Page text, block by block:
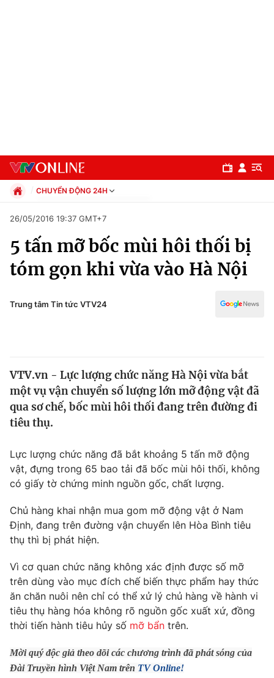
Chuyên mục
Chính trị
Xã hội
Y tế
Thế giới
Thế giới đó đây
Kinh tế
Tài chính
Thị trường
Góc doanh nghiệp
Dữ liệu và đời sống
Truyền hình
Hậu trường
Nhân vật
Khán giả
Giải sao mai
Giải trí
Điện ảnh
Âm nhạc
Đời sống
Du lịch
Làm đẹp
Chất lượng cuộc sống
Giáo dục
Tuyển sinh
Công nghệ
CHUYỂN ĐỘNG 24H
Xã hội
Pháp luật
Thể thao
Văn hóa - Giải trí
Giáo dục
26/05/2016 19:37 GMT+7
5 tấn mỡ bốc mùi hôi thối bị
tóm gọn khi vừa vào Hà Nội
Trung tâm Tin tức VTV24
VTV.vn - Lực lượng chức năng Hà Nội vừa bắt
một vụ vận chuyển số lượng lớn mỡ động vật đã
qua sơ chế, bốc mùi hôi thối đang trên đường đi
tiêu thụ.
Lực lượng chức năng đã bắt khoảng 5 tấn mỡ động
vật, đựng trong 65 bao tải đã bốc mùi hôi thối, không
có giấy tờ chứng minh nguồn gốc, chất lượng.
Chủ hàng khai nhận mua gom mỡ động vật ở Nam
Định, đang trên đường vận chuyển lên Hòa Bình tiêu
thụ thì bị phát hiện.
Vì cơ quan chức năng không xác định được số mỡ
trên dùng vào mục đích chế biến thực phẩm hay thức
ăn chăn nuôi nên chỉ có thể xử lý chủ hàng về hành vi
tiêu thụ hàng hóa không rõ nguồn gốc xuất xứ, đồng
thời tiến hành tiêu hủy số mỡ bẩn trên.
Mời quý độc giả theo dõi các chương trình đã phát sóng của
Đài Truyền hình Việt Nam trên TV Online!